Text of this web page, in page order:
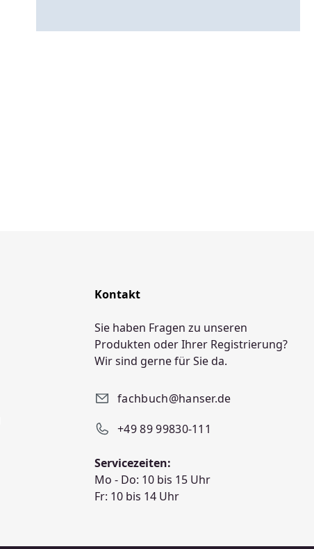
Kontakt
Sie haben Fragen zu unseren
Produkten oder Ihrer Registrierung?
Wir sind gerne für Sie da.
fachbuch@hanser.de
+49 89 99830-111
Servicezeiten:
Mo - Do: 10 bis 15 Uhr
Fr: 10 bis 14 Uhr